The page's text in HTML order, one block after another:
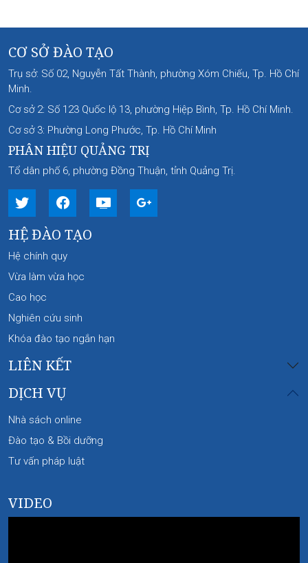
CƠ SỞ ĐÀO TẠO
Trụ sở: Số 02, Nguyễn Tất Thành, phường Xóm Chiếu, Tp. Hồ Chí
Minh.
Cơ sở 2: Số 123 Quốc lộ 13, phường Hiệp Bình, Tp. Hồ Chí Minh.
Cơ sở 3: Phường Long Phước, Tp. Hồ Chí Minh
PHÂN HIỆU QUẢNG TRỊ
Tổ dân phố 6, phường Đồng Thuận, tỉnh Quảng Trị.
HỆ ĐÀO TẠO
Hệ chính quy
Vừa làm vừa học
Cao học
Nghiên cứu sinh
Khóa đào tạo ngắn hạn
LIÊN KẾT
DỊCH VỤ
Nhà sách online
Đào tạo & Bồi dưỡng
Tư vấn pháp luật
VIDEO